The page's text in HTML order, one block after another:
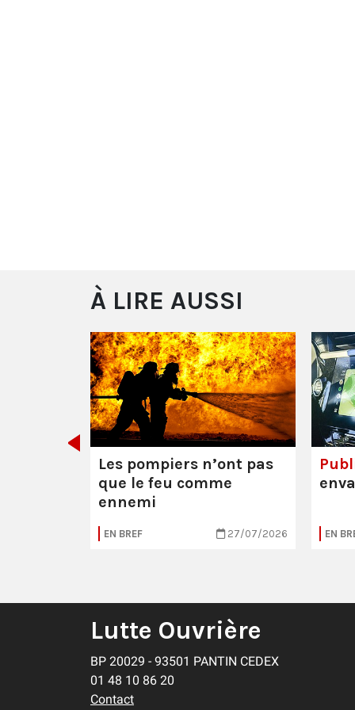
À LIRE AUSSI
Les pompiers n’ont pas
que le feu comme
ennemi
EN BREF 27/07/2026 EN
Lutte Ouvrière
BP 20029 - 93501 PANTIN CEDEX
01 48 10 86 20
Contact